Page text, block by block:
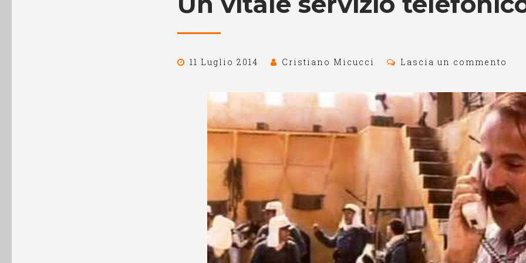
11 Luglio 2014 Cristiano Micucci Lascia un commento